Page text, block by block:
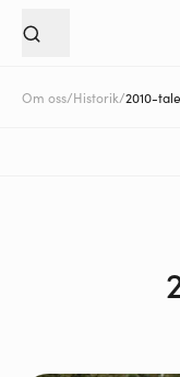
Om oss/Historik/2010-